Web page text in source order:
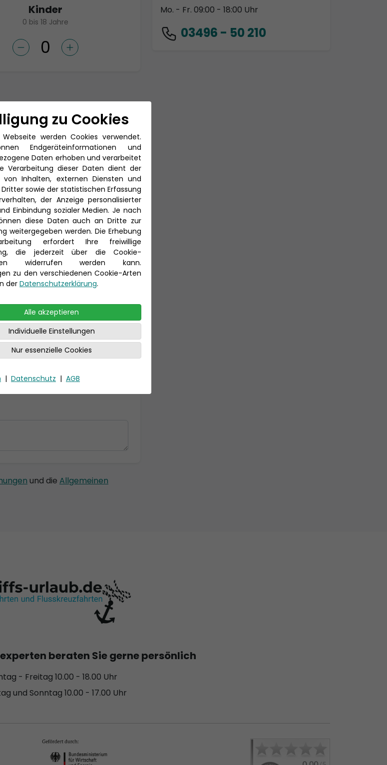
Mo. - Fr. 09:00 - 18:00 Uhr
03496 - 50 210
Kinder
0 bis 18 Jahre
*
und die Allgemeinen
zu Cookies
werden Cookies verwendet.
Endgeräteinformationen und
Daten erhoben und verarbeitet
Verarbeitung dieser Daten dient der
von Inhalten, externen Diensten und
sowie der statistischen Erfassung
der Anzeige personalisierter
Einbindung sozialer Medien. Je nach
diese Daten auch an Dritte zur
weitergegeben werden. Die Erhebung
erfordert Ihre freiwillige
die jederzeit über die Cookie-
widerrufen werden kann.
zu den verschiedenen Cookie-Arten
der Datenschutzerklärung.
Alle akzeptieren
Individuelle Einstellungen
Nur essenzielle Cookies
| Datenschutz | AGB
beraten Sie gerne persönlich
- Freitag 10.00 - 18.00 Uhr
und Sonntag 10.00 - 17.00 Uhr